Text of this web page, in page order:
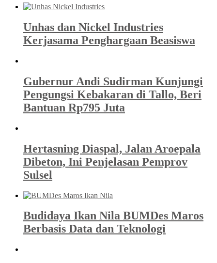
Unhas dan Nickel Industries
Kerjasama Penghargaan Beasiswa
Gubernur Andi Sudirman Kunjungi
Pengungsi Kebakaran di Tallo, Beri
Bantuan Rp795 Juta
Hertasning Diaspal, Jalan Aroepala
Dibeton, Ini Penjelasan Pemprov
Sulsel
Budidaya Ikan Nila BUMDes Maros
Berbasis Data dan Teknologi